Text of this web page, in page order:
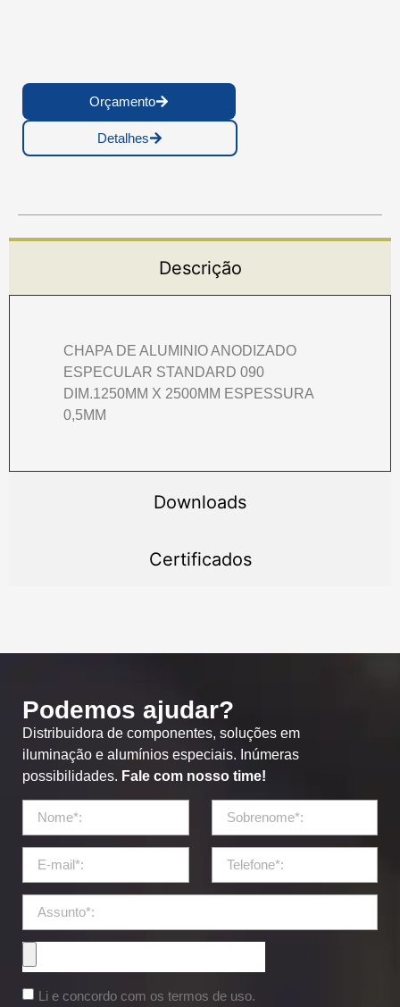
Orçamento
Detalhes
Descrição
Downloads
Certificados
CHAPA DE ALUMINIO ANODIZADO
ESPECULAR STANDARD 090
DIM.1250MM X 2500MM ESPESSURA
0,5MM
Podemos ajudar?
Distribuidora de componentes, soluções em
iluminação e alumínios especiais. Inúmeras
possibilidades. Fale com nosso time!
Li e concordo com os termos de uso.